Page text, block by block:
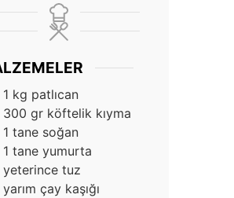
1 kg patlıcan
300 gr köftelik kıyma
1 tane soğan
1 tane yumurta
yeterince tuz
yarım çay kaşığı